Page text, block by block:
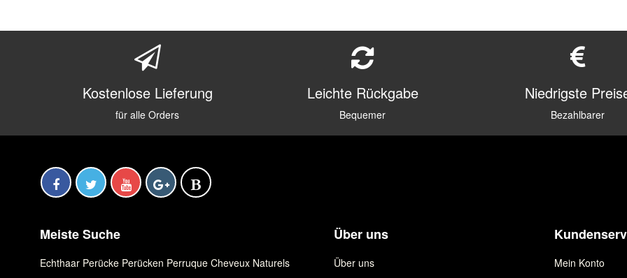
Kostenlose Lieferung
für alle Orders
Leichte Rückgabe
Bequemer
Niedrigste
Bezahlbarer
Meiste Suche
Echthaar Perücke Perücken Perruque Cheveux Naturels
Über uns
Über uns Mein Konto